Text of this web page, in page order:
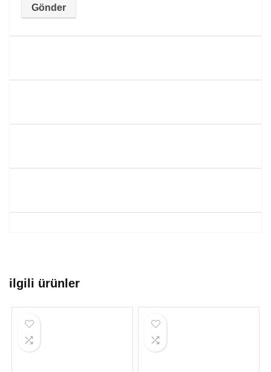
ilgili ürünler